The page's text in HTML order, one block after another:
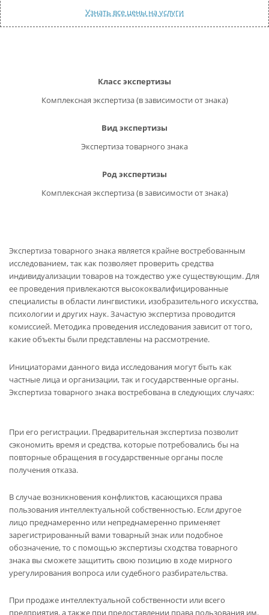
ВОПРОС-ОТВЕТ
Узнать все цены на услуги
Класс экспертизы
Комплексная экспертиза (в зависимости от знака)
Вид экспертизы
Экспертиза товарного знака
Род экспертизы
Комплексная экспертиза (в зависимости от знака)
Экспертиза товарного знака является крайне востребованным
исследованием, так как позволяет проверить средства
индивидуализации товаров на тождество уже существующим. Для
ее проведения привлекаются высококвалифицированные
специалисты в области лингвистики, изобразительного искусства,
психологии и других наук. Зачастую экспертиза проводится
комиссией. Методика проведения исследования зависит от того,
какие объекты были представлены на рассмотрение.
Инициаторами данного вида исследования могут быть как
частные лица и организации, так и государственные органы.
Экспертиза товарного знака востребована в следующих случаях:
При его регистрации. Предварительная экспертиза позволит
сэкономить время и средства, которые потребовались бы на
повторные обращения в государственные органы после
получения отказа.
В случае возникновения конфликтов, касающихся права
пользования интеллектуальной собственностью. Если другое
лицо преднамеренно или непреднамеренно применяет
зарегистрированный вами товарный знак или подобное
обозначение, то с помощью экспертизы сходства товарного
знака вы сможете защитить свою позицию в ходе мирного
урегулирования вопроса или судебного разбирательства.
При продаже интеллектуальной собственности или всего
предприятия, а также при предоставлении права пользования им.